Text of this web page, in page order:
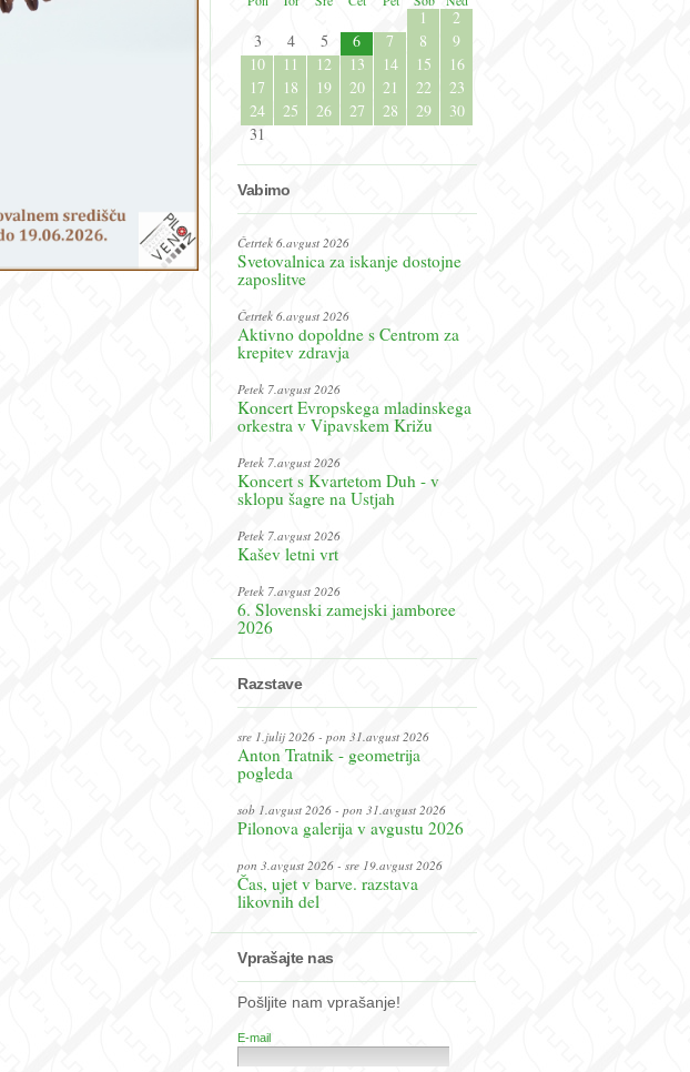
1
2
3
4 5 6 7 8
9
10
11 12 13 14 15
16
17
18 19 20 21 22
23
24
25 26 27 28 29
30
31
Vabimo
Četrtek 6.avgust 2026
Svetovalnica za iskanje dostojne
zaposlitve
Četrtek 6.avgust 2026
Aktivno dopoldne s Centrom za
krepitev zdravja
Petek 7.avgust 2026
Koncert Evropskega mladinskega
orkestra v Vipavskem Križu
Petek 7.avgust 2026
Koncert s Kvartetom Duh - v
sklopu šagre na Ustjah
Petek 7.avgust 2026
Kašev letni vrt
Petek 7.avgust 2026
6. Slovenski zamejski jamboree
2026
Razstave
sre 1.julij 2026 - pon 31.avgust 2026
Anton Tratnik - geometrija
pogleda
sob 1.avgust 2026 - pon 31.avgust 2026
Pilonova galerija v avgustu 2026
pon 3.avgust 2026 - sre 19.avgust 2026
Čas, ujet v barve. razstava
likovnih del
Vprašajte nas
Pošljite nam vprašanje!
E-mail